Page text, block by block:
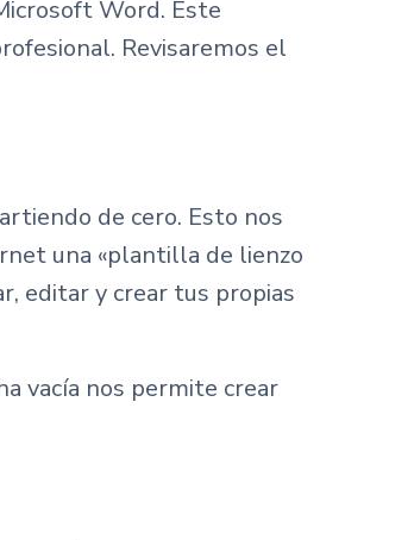
Word. Este
Revisaremos el
de cero. Esto nos
una «plantilla de lienzo
editar y crear tus propias
vacía nos permite crear